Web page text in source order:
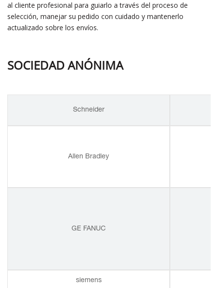
al cliente profesional para guiarlo a través del proceso de
selección, manejar su pedido con cuidado y mantenerlo
actualizado sobre los envíos.
SOCIEDAD ANÓNIMA
Schneider
Allen Bradley
GE FANUC
siemens